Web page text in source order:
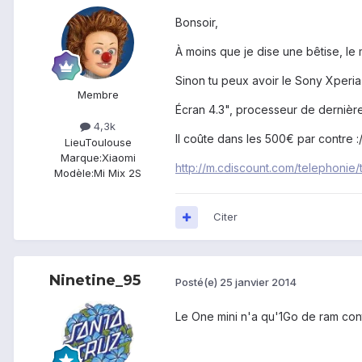
Membre
4,3k
LieuToulouse
Marque:Xiaomi
Modèle:Mi Mix 2S
Bonsoir,
À moins que je dise une bêtise, le
Sinon tu peux avoir le Sony
Écran 4.3", processeur de
Il coûte dans les 500€ par contre :/
http://m.cdiscount.com/
Citer
Ninetine_95 Posté(e) 25 janvier 2014
Le One mini n'a qu'1Go de ram